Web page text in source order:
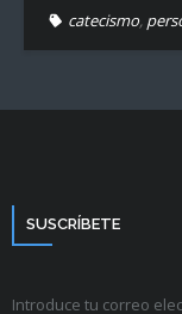
catecismo,
SUSCRÍBETE
Introduce tu correo